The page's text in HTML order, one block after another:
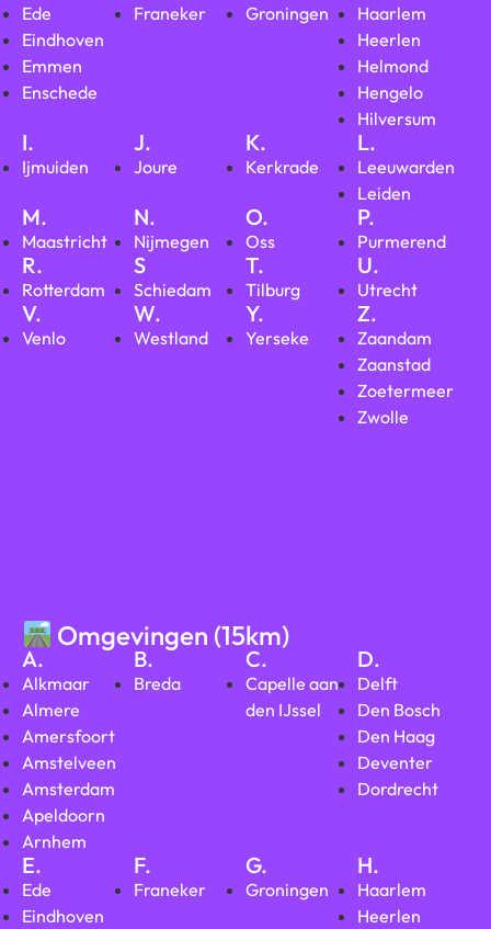
Ede
Eindhoven
Emmen
Enschede
Franeker Groningen
Haarlem
Heerlen
Helmond
Hengelo
Hilversum
I.
Ijmuiden
J.
Joure
K.
Kerkrade
L.
Leeuwarden
Leiden
M.
Maastricht
N.
Nijmegen
O.
Oss
P.
Purmerend
R.
Rotterdam
S
Schiedam
T.
Tilburg
U.
Utrecht
V.
Venlo
W.
Westland
Y.
Yerseke
Z.
Zaandam
Zaanstad
Zoetermeer
Zwolle
Omgevingen (15km)
A.
Alkmaar
Almere
Amersfoort
Amstelveen
Amsterdam
Apeldoorn
Arnhem
B.
Breda
C.
Capelle aan
den IJssel
D.
Delft
Den Bosch
Den Haag
Deventer
Dordrecht
E.
Ede
Eindhoven
F.
Franeker
G.
Groningen
H.
Haarlem
Heerlen